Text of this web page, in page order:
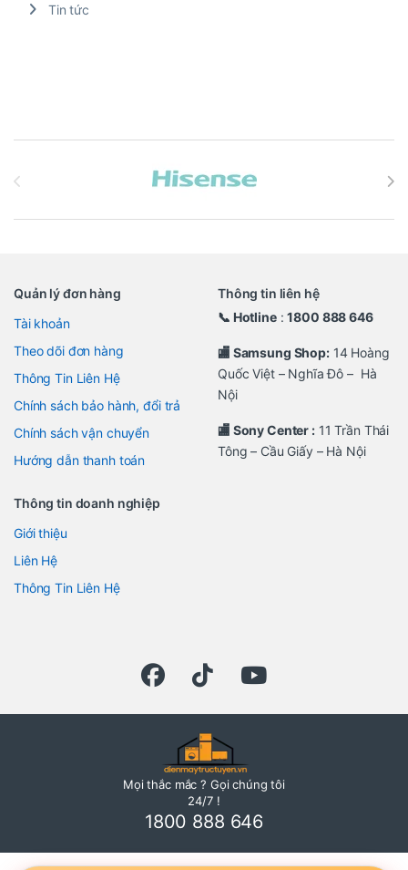
Tin tức
Quản lý đơn hàng
Tài khoản
Theo dõi đơn hàng
Thông Tin Liên Hệ
Chính sách bảo hành, đổi trả
Chính sách vận chuyển
Hướng dẫn thanh toán
Thông tin liên hệ
📞 Hotline:1800 888 646
🏬 Samsung Shop:14 Hoàng
Quốc Việt – Nghĩa Đô – Hà
Nội
🏬 Sony Center :11 Trần Thái
Tông – Cầu Giấy – Hà Nội
Thông tin doanh nghiệp
Giới thiệu
Liên Hệ
Thông Tin Liên Hệ
Mọi thắc mắc ? Gọi chúng tôi
24/7 !
1800 888 646